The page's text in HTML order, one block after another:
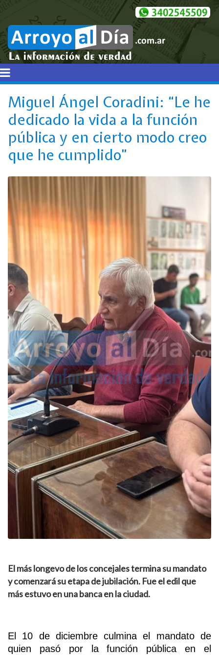
Miguel Ángel Coradini: “Le he
dedicado la vida a la función
pública y en cierto modo creo
que he cumplido”
El más longevo de los concejales termina su mandato
y comenzará su etapa de jubilación. Fue el edil que
más estuvo en una banca en la ciudad.
El 10 de diciembre culmina el mandato de
quien pasó por la función pública en el
Buscador